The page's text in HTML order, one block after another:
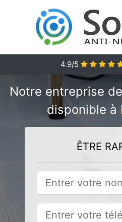
4.9/5
Notre entreprise
disponible à
ÊTRE